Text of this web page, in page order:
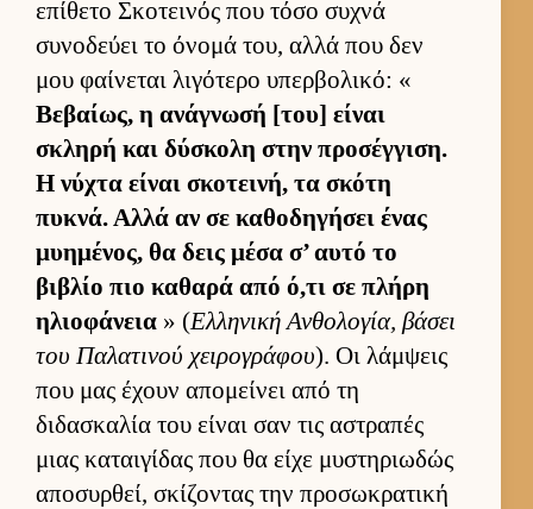
επίθετο Σκοτει­νός που τόσο συχνά
συνοδεύει το όνομά του, αλλά που δεν
μου φαί­νεται λιγότερο υπερ­βολικό: «
Βεβαί­ως, η ανάγνωσή [του] εί­ναι
σκληρή και δύσκολη στην προσέγ­γιση.
Η νύχτα εί­ναι σκοτει­νή, τα σκότη
πυκνά. Αλλά αν σε καθοδηγήσει ένας
μυημένος, θα δεις μέσα σ’ αυτό το
βιβλίο πιο καθαρά από ό,τι σε πλήρη
ηλιο­φάνεια » (Ελ­ληνική Αν­θολογία, βάσει
του Παλατινού χει­ρογράφου). Οι λάμ­ψεις
που μας έχουν απομεί­νει από τη
διδασκαλία του εί­ναι σαν τις αστραπές
μιας καται­γίδας που θα είχε μυστηριω­δώς
αποσυρ­θεί, σκίζοντας την προσωκρατική